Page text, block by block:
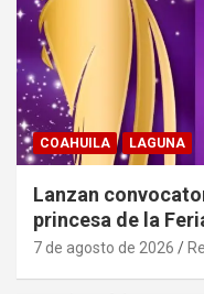
COAHUILA LAGUNA
Lanzan
princesa de la
7 de agosto de 2026